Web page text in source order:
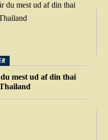
mest ud af din thai